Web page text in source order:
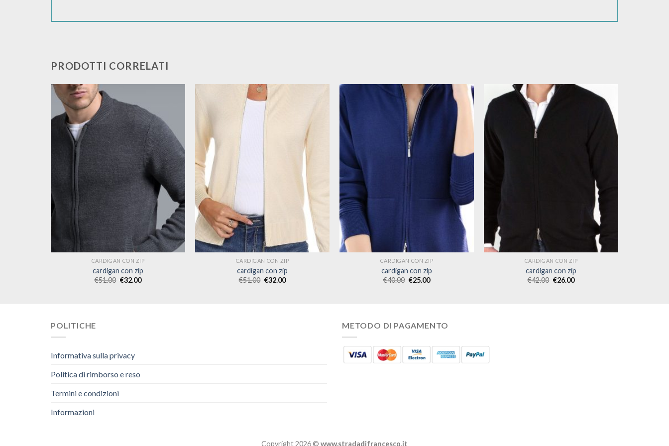
PRODOTTI CORRELATI
CARDIGAN CON ZIP
cardigan con zip
€51.00 €32.00
CARDIGAN CON ZIP
cardigan con zip
€51.00 €32.00
CARDIGAN CON ZIP
cardigan con zip
€40.00 €25.00
CARDIGAN CON ZIP
cardigan con zip
€42.00 €26.00
POLITICHE
Informativa sulla privacy
Politica di rimborso e reso
Termini e condizioni
Informazioni
METODO DI PAGAMENTO
Copyright 2026 © www.stradadifrancesco.it